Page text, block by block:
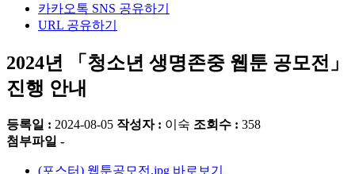
카카오톡 SNS 공유하기
URL 공유하기
2024년 「청소년 생명존중 웹툰 공모전」
진행 안내
등록일 : 2024-08-05 작성자 : 이숙 조회수 : 358
첨부파일 -
(포스터) 웹툰공모전.jpg 바로보기